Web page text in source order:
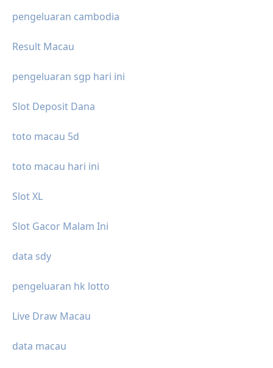
pengeluaran cambodia
Result Macau
pengeluaran sgp hari ini
Slot Deposit Dana
toto macau 5d
toto macau hari ini
Slot XL
Slot Gacor Malam Ini
data sdy
pengeluaran hk lotto
Live Draw Macau
data macau